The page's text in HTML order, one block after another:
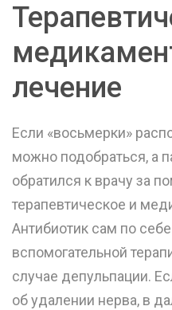
лечение
Если «восьмерки»
можно подобраться, а
обратился к врачу за
терапевтическое и
Антибиотик сам по
вспомогательной
случае депульпации.
обудалении нерва, в